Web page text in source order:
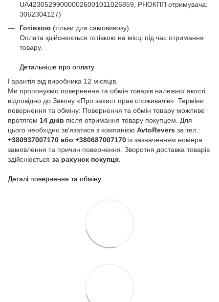
UA423052990000026001011026859, РНОКПП отримувача:
3062304127)
Готівкою (тільки для самовивозу)
Оплата здійснюється готівкою на місці під час отримання
товару.
Детальніше про оплату
Гарантія від виробника 12 місяців.
Ми пропонуємо повернення та обмін товарів належної якості
відповідно до Закону «Про захист прав споживачів». Терміни
повернення та обміну: Повернення та обмін товару можливе
протягом 14 днів після отримання товару покупцем. Для
цього необхідно зв'язатися з компанією AvtoRevers за тел.:
+380937007170 або +380687007170 із зазначенням номера
замовлення та причин повернення. Зворотня доставка товарів
здійснюється за рахунок покупця
Деталі повернення та обміну